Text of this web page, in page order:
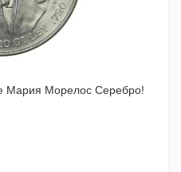
Мексика 100 песо 1978 Хосе Мария Морелос Серебро!